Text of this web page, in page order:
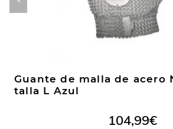
Guante de malla de acero
talla L Azul
104,99€